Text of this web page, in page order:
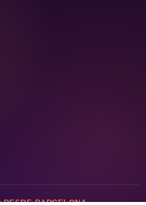
DESDE BARCELONA